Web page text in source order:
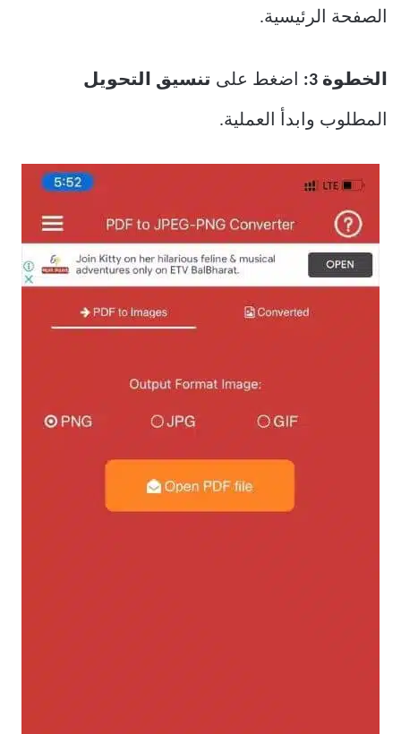
الصفحة الرئيسية.
الخطوة 3: اضغط على تنسيق التحويل
المطلوب وابدأ العملية.